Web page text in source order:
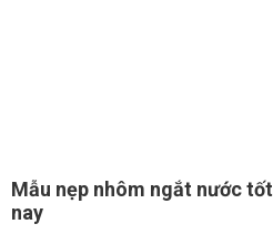
Mẫu nẹp nhôm ngắt nước
nay